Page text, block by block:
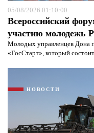
05/08/2026 01:10:00
Всероссийский
участию молодежь
Молодых управленцев Дона
«ГосСтарт», который
НОВОСТИ